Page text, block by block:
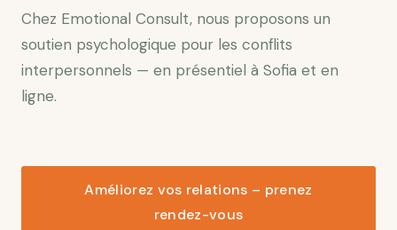
Chez Emotional Consult, nous proposons un
soutien psychologique pour les conflits
interpersonnels — en présentiel à Sofia et en
ligne.
Améliorez vos relations – prenez
rendez-vous